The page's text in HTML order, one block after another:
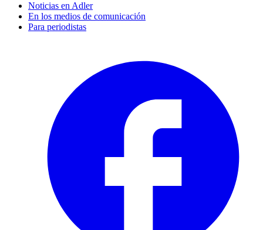
Noticias en Adler
En los medios de comunicación
Para periodistas